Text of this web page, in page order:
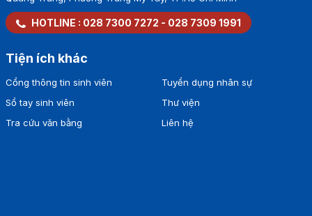
HOTLINE : 028 7300 7272 - 028 7309 1991
Tiện ích khác
Cổng thông tin sinh viên
Sổ tay sinh viên
Tra cứu văn bằng
Tuyển dụng nhân sự
Thư viện
Liên hệ